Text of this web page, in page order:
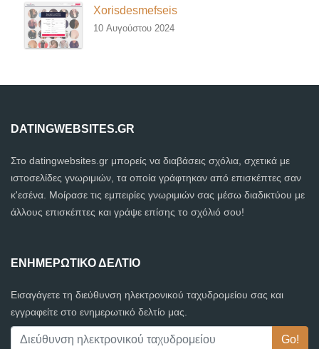
Xorisdesmefseis
10 Αυγούστου 2024
DATINGWEBSITES.GR
Στο datingwebsites.gr μπορείς να διαβάσεις σχόλια, σχετικά με
ιστοσελίδες γνωριμιών, τα οποία γράφτηκαν από επισκέπτες σαν
κ'εσένα. Μοίρασε τις εμπειρίες γνωριμιών σας μέσω διαδικτύου με
άλλους επισκέπτες και γράψε επίσης το σχόλιό σου!
ΕΝΗΜΕΡΩΤΙΚΌ ΔΕΛΤΊΟ
Εισαγάγετε τη διεύθυνση ηλεκτρονικού ταχυδρομείου σας και
εγγραφείτε στο ενημερωτικό δελτίο μας.